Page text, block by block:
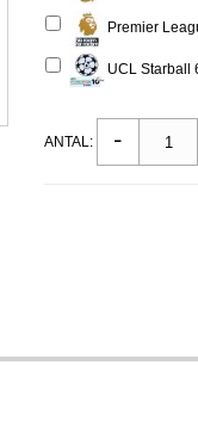
Premier
UCL Starball
ANTAL: